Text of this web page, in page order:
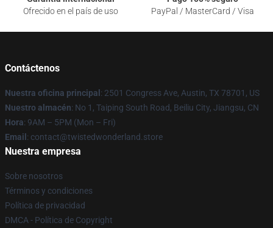
Ofrecido en el país de uso
PayPal / MasterCard / Visa
Contáctenos
Nuestra oficina principal : 2501 Congress Ave, Austin, TX 78701, US
Nuestro almacén: No 1, Taiping South Road, Beiliu City, Jiangsu, CN
Hora: 9AM – 5PM (Mon – Fri)
Email : contact@twistedwonderland.store
Nuestra empresa
Sobre nosotros
Términos y condiciones
Política de privacidad
DMCA - Política de Copyright